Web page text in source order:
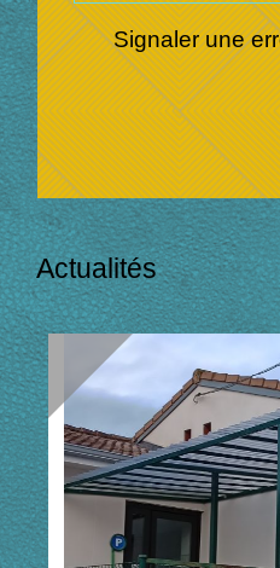
Signaler une
Actualités